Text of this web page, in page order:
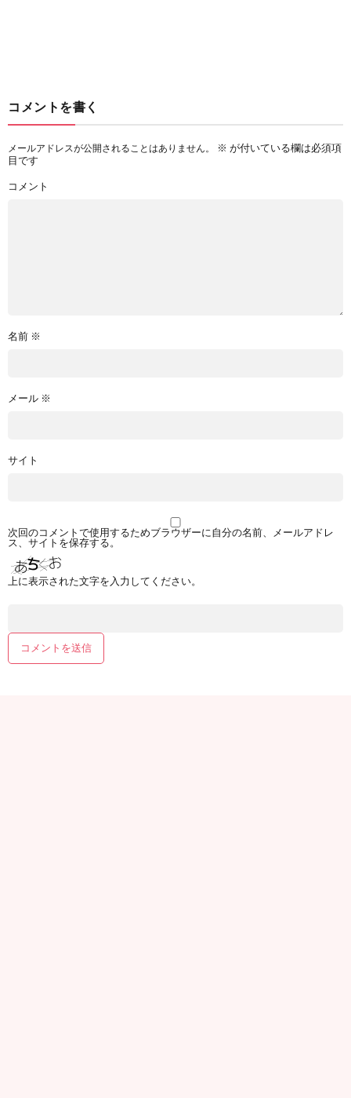
コメントを書く
メールアドレスが公開されることはありません。 ※ が付いている欄は必須項
目です
コメント
名前 ※
メール ※
サイト
次回のコメントで使用するためブラウザーに自分の名前、メールアドレ
ス、サイトを保存する。
上に表示された文字を入力してください。